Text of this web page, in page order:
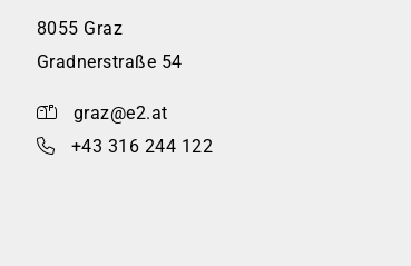
8055 Graz
Gradnerstraße 54
graz@e2.at
+43 316 244 122